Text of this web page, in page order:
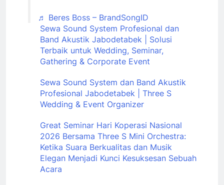
♬ Beres Boss – BrandSongID
Sewa Sound System Profesional dan
Band Akustik Jabodetabek | Solusi
Terbaik untuk Wedding, Seminar,
Gathering & Corporate Event
Sewa Sound System dan Band Akustik
Profesional Jabodetabek | Three S
Wedding & Event Organizer
Great Seminar Hari Koperasi Nasional
2026 Bersama Three S Mini Orchestra:
Ketika Suara Berkualitas dan Musik
Elegan Menjadi Kunci Kesuksesan Sebuah
Acara